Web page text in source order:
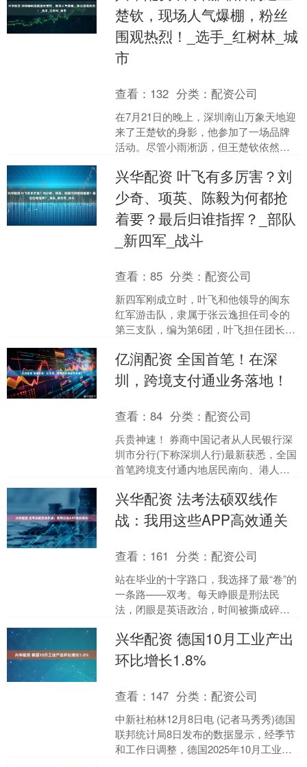
楚钦，现场人气爆棚，粉丝
围观热烈！_选手_红树林_城
市
查看： 132 分类：配资公司
在7月21日的晚上，深圳南山万象天地迎
来了王楚钦的身影，他参加了一场品牌
活动。尽管小雨淅沥，但王楚钦依然热
了自己的感激之情。他....
兴华配资 叶飞有多厉害？刘
少奇、项英、陈毅为何都抢
着要？最后归谁指挥？_部队
_新四军_战斗
查看：85 分类：配资公司
新四军刚成立时，叶飞和他领导的闽东
红军游击队，隶属于张云逸担任司令的
第三支队，编为第6团，叶飞担任团长。
陈毅指挥。之后，叶飞带....
亿润配资 全国首笔！在深
圳，跨境支付通业务落地！
查看：84 分类：配资公司
兵贵神速！ 券商中国记者从人民银行深
圳市分行(下称深圳人行)最新获悉，全国
首笔跨境支付通内地居民南向、港人北
前，中国人民银....
兴华配资 法考法硕双线作
战：我用这些APP高效通关
查看： 161 分类：配资公司
站在毕业的十字路口，我选择了最“卷”的
一条路——双考。每天睁眼是刑法民
法，闭眼是英语政治，时间被撕成碎
识难，而是如何在有限的一....
兴华配资 德国10月工业产出
环比增长1.8%
查看： 147 分类：配资公司
中新社柏林12月8日电 (记者马秀秀)德国
联邦统计局8日发布的数据显示，经季节
和工作日调整，德国2025年10月工业产